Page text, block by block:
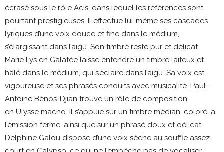
écrasé sous le rôle Acis, dans lequel les références sont
pourtant prestigieuses. Il effectue lui-même ses cascades
lyriques d’une voix douce et fine dans le médium,
s’élargissant dans l’aigu. Son timbre reste pur et délicat.
Marie Lys en Galatée laisse entendre un timbre laiteux et
hâlé dans le médium, qui s’éclaire dans l’aigu. Sa voix est
vigoureuse et ses phrasés conduits avec musicalité. Paul-
Antoine Bénos-Djian trouve un rôle de composition
en Ulysse macho. Il s’appuie sur un timbre médian, coloré, à
l’émission ferme, ainsi que sur un phrasé doux et délicat.
Delphine Galou dispose d’une voix sèche au souffle assez